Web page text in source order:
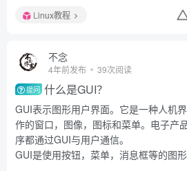
Linux教程
不念
4年前发布 39次阅读
提问 什么是GUI？
GUI表示图形用户界面。它是一种人机
作的窗口，图像，图标和菜单。电子产
序都通过GUI与用户通信。
GUI是使用按钮，菜单，消息框等的图